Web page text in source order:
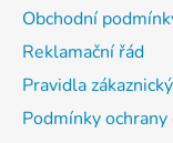
Obchodní
Reklamační řád
Pravidla
Podmínky